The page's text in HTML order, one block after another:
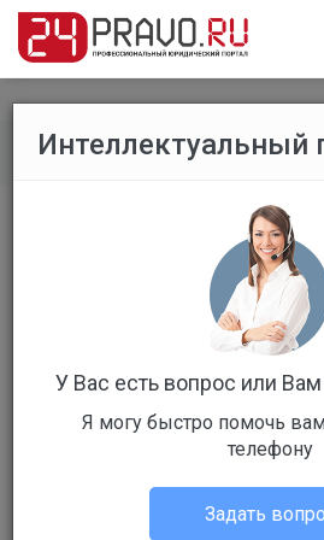
Обычные пользователи /
У Вас есть вопрос или
Я могу быстро помочь
телефону
Задать